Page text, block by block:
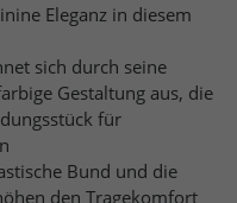
Eleganz in diesem
sich durch seine
Gestaltung aus, die
für
Bund und die
den Tragekomfort